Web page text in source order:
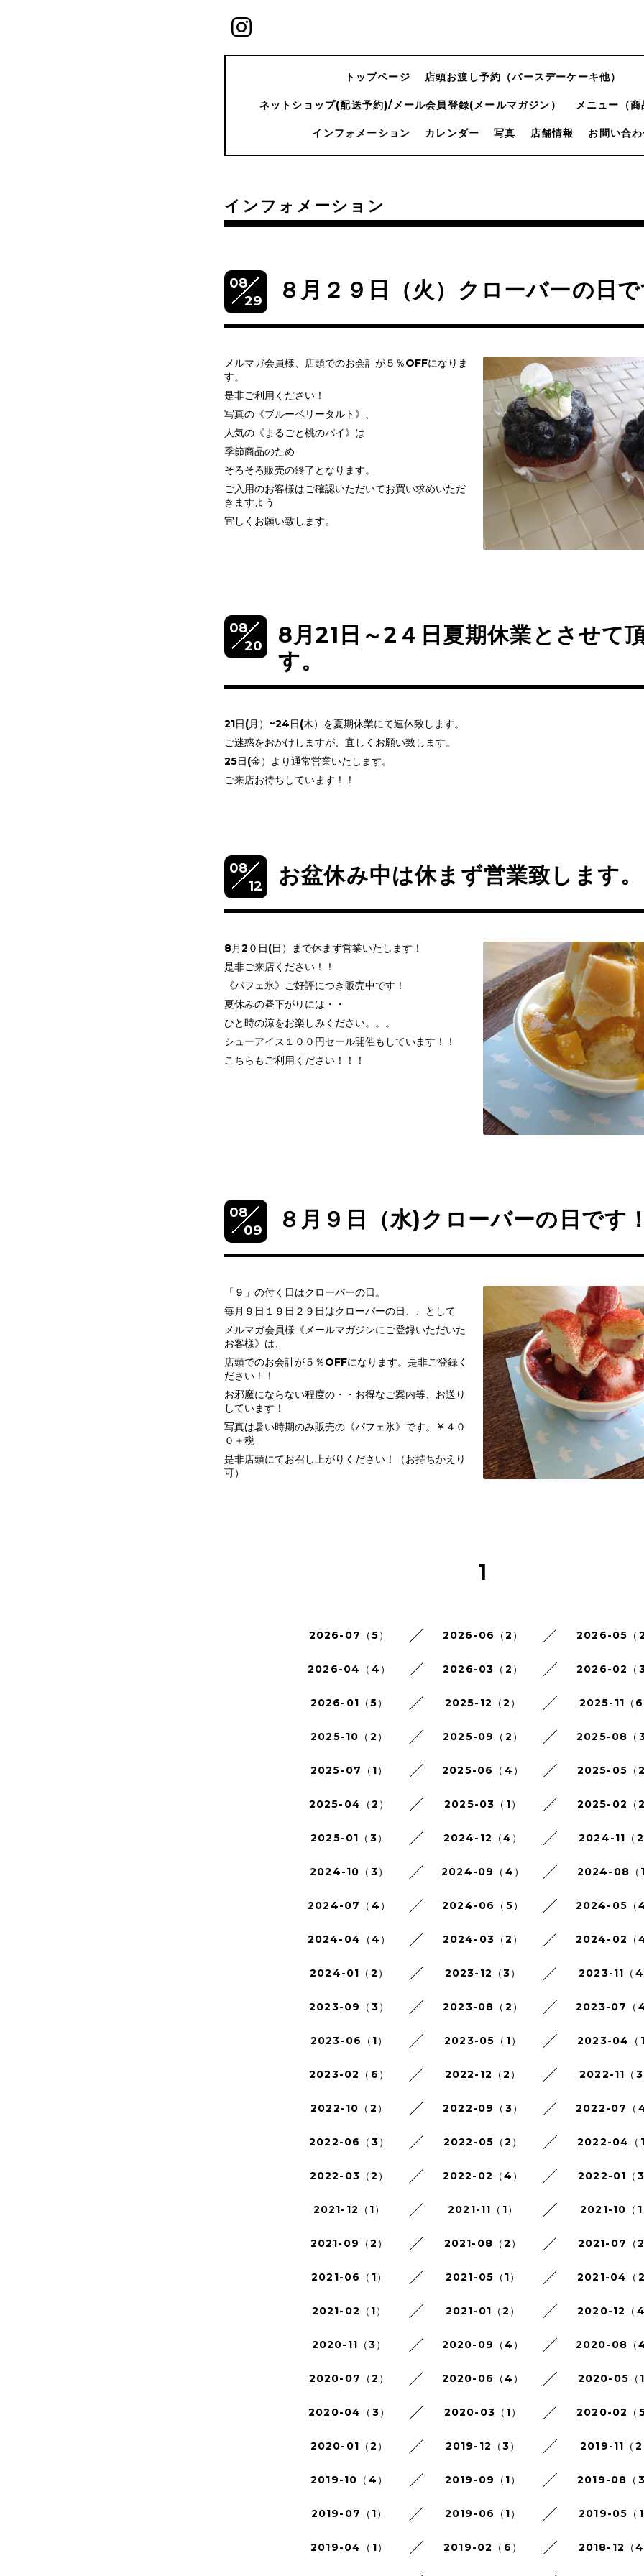
トップページ 店頭お渡し予約（バースデーケーキ他）
ネットショップ(配送予約)/メール会員登録(メールマガジン） メニュー（
インフォメーション カレンダー 写真 店舗情報 お問い合
インフォメーション
08
29
８月２９日（火）クローバーの日
メルマガ会員様、店頭でのお会計が５％OFFになりま
す。
是非ご利用ください！
写真の《ブルーベリータルト》、
人気の《まるごと桃のパイ》は
季節商品のため
そろそろ販売の終了となります。
ご入用のお客様はご確認いただいてお買い求めいただ
きますよう
宜しくお願い致します。
08
20
8月21日～2４日夏期休業とさせて
す。
21日(月）~24日(木）を夏期休業にて連休致します。
ご迷惑をおかけしますが、宜しくお願い致します。
25日(金）より通常営業いたします。
ご来店お待ちしています！！
08
12
お盆休み中は休まず営業致します。
8月2０日(日）まで休まず営業いたします！
是非ご来店ください！！
《パフェ氷》ご好評につき販売中です！
夏休みの昼下がりには・・
ひと時の涼をお楽しみください。。。
シューアイス１００円セール開催もしています！！
こちらもご利用ください！！！
08
09
８月９日（水)クローバーの日です
「９」の付く日はクローバーの日。
毎月９日１９日２９日はクローバーの日、、として
メルマガ会員様《メールマガジンにご登録いただいた
お客様》は、
店頭でのお会計が５％OFFになります。是非ご登録く
ださい！！
お邪魔にならない程度の・・お得なご案内等、お送り
しています！
写真は暑い時期のみ販売の《パフェ氷》です。￥４０
０＋税
是非店頭にてお召し上がりください！（お持ちかえり
可）
1
2026-07（5） 2026-06（2） 2026-05（
2026-04（4） 2026-03（2） 2026-02（
2026-01（5） 2025-12（2） 2025-11（
2025-10（2） 2025-09（2） 2025-08（
2025-07（1） 2025-06（4） 2025-05（
2025-04（2） 2025-03（1） 2025-02（
2025-01（3） 2024-12（4） 2024-11（
2024-10（3） 2024-09（4） 2024-08（
2024-07（4） 2024-06（5） 2024-05（
2024-04（4） 2024-03（2） 2024-02（
2024-01（2） 2023-12（3） 2023-11（
2023-09（3） 2023-08（2） 2023-07（
2023-06（1） 2023-05（1） 2023-04（
2023-02（6） 2022-12（2） 2022-11（
2022-10（2） 2022-09（3） 2022-07（
2022-06（3） 2022-05（2） 2022-04（
2022-03（2） 2022-02（4） 2022-01（
2021-12（1） 2021-11（1） 2021-10（1
2021-09（2） 2021-08（2） 2021-07（
2021-06（1） 2021-05（1） 2021-04（
2021-02（1） 2021-01（2） 2020-12（
2020-11（3） 2020-09（4） 2020-08（
2020-07（2） 2020-06（4） 2020-05（
2020-04（3） 2020-03（1） 2020-02（
2020-01（2） 2019-12（3） 2019-11（2
2019-10（4） 2019-09（1） 2019-08（
2019-07（1） 2019-06（1） 2019-05（
2019-04（1） 2019-02（6） 2018-12（